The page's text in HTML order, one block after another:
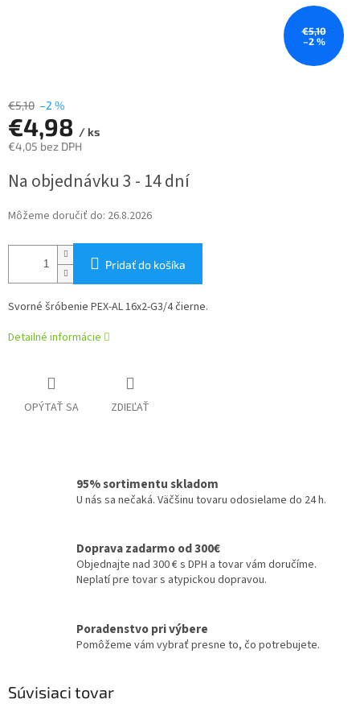
€5,10
–2 %
€5,10 –2 %
€4,98 / ks
€4,05 bez DPH
cena:
Na objednávku 3 - 14 dní
Môžeme doručiť do: 26.8.2026
Pridať do košíka
Svorné šróbenie PEX-AL 16x2-G3/4 čierne.
Detailné informácie
OPÝTAŤ SA ZDIEĽAŤ
95% sortimentu skladom
U nás sa nečaká. Väčšinu tovaru odosielame do 24 h.
Doprava zadarmo od 300€
Objednajte nad 300 € s DPH a tovar vám doručíme.
Neplatí pre tovar s atypickou dopravou.
Poradenstvo pri výbere
Pomôžeme vám vybrať presne to, čo potrebujete.
Súvisiaci tovar